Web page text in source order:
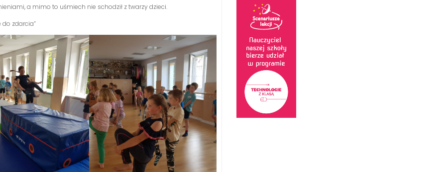
a mimo to uśmiech nie schodził z twarzy dzieci.
do zdarcia”